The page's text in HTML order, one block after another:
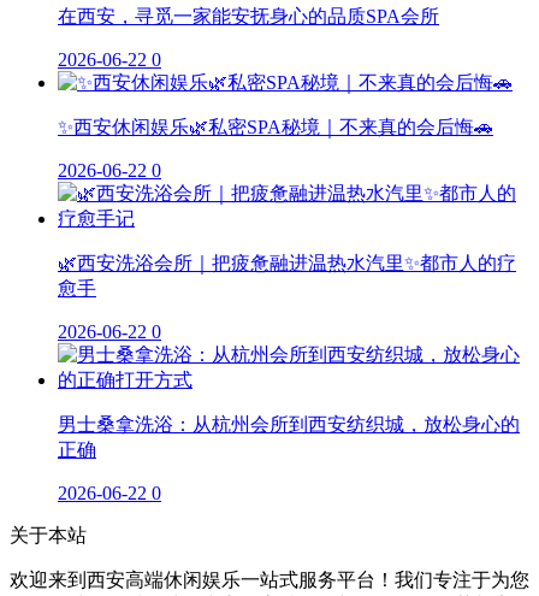
在西安，寻觅一家能安抚身心的品质SPA会所
2026-06-22 0
✨西安休闲娱乐🌿私密SPA秘境｜不来真的会后悔🚗
2026-06-22 0
🌿西安洗浴会所｜把疲惫融进温热水汽里✨都市人的疗
愈手
2026-06-22 0
男士桑拿洗浴：从杭州会所到西安纺织城，放松身心的
正确
2026-06-22 0
关于本站
欢迎来到西安高端休闲娱乐一站式服务平台！我们专注于为您